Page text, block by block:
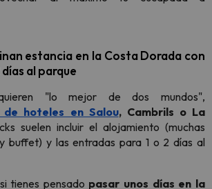
estancia en la Costa Dorada con
al parque
"lo mejor de dos mundos",
hoteles en Salou, Cambrils o La
suelen incluir el alojamiento (muchas
buffet) y las entradas para 1 o 2 días al
tienes pensado pasar unos días en la